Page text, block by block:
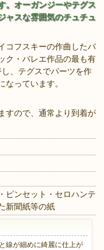
。オーガンジーやテグス
ャスな雰囲気のチュチュ
コフスキーの作曲したバ
ク・バレエ作品の最も有
、テグスでパーツを作
なっています。
すので、通常より到着が
ピンセット・セロハンテ
新聞紙等の紙
線が細めに綺麗に仕上が